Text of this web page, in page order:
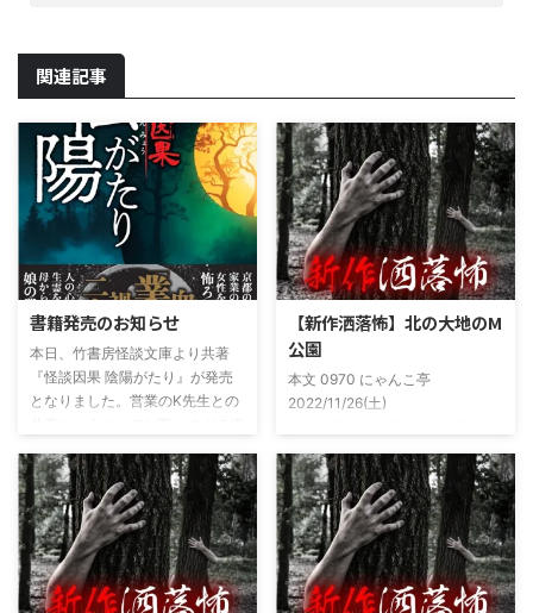
関連記事
書籍発売のお知らせ
本日、竹書房怪談文庫より共著
『怪談因果 陰陽がたり』が発売
となりました。営業のK先生との
上げましたので内容の濃さ・面白
さは保証します。ぜひともご購入
くださいませ。 書影かっこいい
ですね！帯の煽り文句も最高です
(^^)v購入ページ
https://amzn.to/49NrwuE特設ペ
【新作洒落怖】北の大地のM
公園
本文 0970 にゃんこ亭
2022/11/26(土)
に言うオカルト系な話がまあまあ
好きで、最近占いとかを副業で始
めてた。今はちょっとメンタルの
状況やらで退いたけど実力試しも
かねてSNSでフォロワー相手に占
いとかしていたもんです。実力
は・・・ありがたいことに当たっ